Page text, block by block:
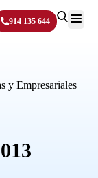
914 135 644
y Empresariales